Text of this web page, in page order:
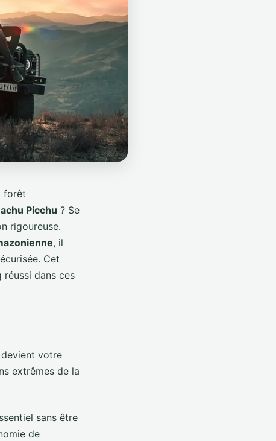
forêt
Picchu ? Se
rigoureuse.
, il
Cet
dans ces
devient votre
extrêmes de la
sans être
de